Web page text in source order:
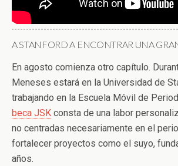
A STANFORD A ENCONTRAR UNA
En agosto comienza otro capítulo.
Meneses estará en la Universidad de
trabajando en la Escuela Móvil de
beca JSK consta de una labor
no centradas necesariamente en el
fortalecer proyectos como el suyo,
años.